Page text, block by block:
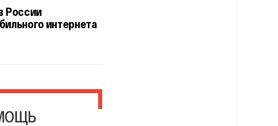
России
интернета